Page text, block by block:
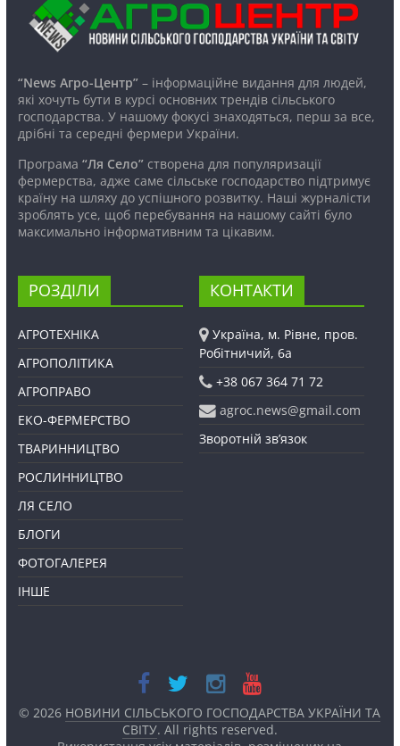
“News Агро-Центр”– інформаційне видання для людей,
які хочуть бути в курсі основних трендів сільського
господарства. У нашому фокусі знаходяться, перш за все,
дрібні та середні фермери України.
Програма “Ля Село”створена для популяризації
фермерства, адже саме сільське господарство підтримує
країну на шляху до успішного розвитку. Наші журналісти
зроблять усе, щоб перебування на нашому сайті було
максимально інформативним та цікавим.
РОЗДІЛИ
АГРОТЕХНІКА
АГРОПОЛІТИКА
АГРОПРАВО
ЕКО-ФЕРМЕРСТВО
ТВАРИННИЦТВО
РОСЛИННИЦТВО
ЛЯ СЕЛО
БЛОГИ
ФОТОГАЛЕРЕЯ
ІНШЕ
КОНТАКТИ
Україна, м. Рівне, пров.
Робітничий, 6а
+38 067 364 71 72
agroc.news@gmail.com
Зворотній зв’язок
© 2026 НОВИНИ СІЛЬСЬКОГО ГОСПОДАРСТВА УКРАЇНИ ТА
СВІТУ. All rights reserved.